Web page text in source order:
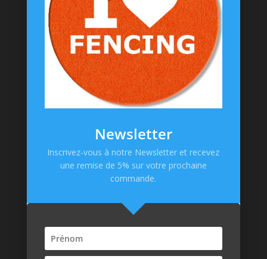
Goodies
Informations
Messagerie Facebook
Mentions Légales
Politique de confidentialité
Paiement en ligne
Newsletter
Inscrivez-vous à notre Newsletter et recevez
une remise de 5% sur votre prochaine
commande.